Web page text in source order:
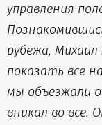
управления
рубежа,
показать все
мы объезжали
вникал во все.